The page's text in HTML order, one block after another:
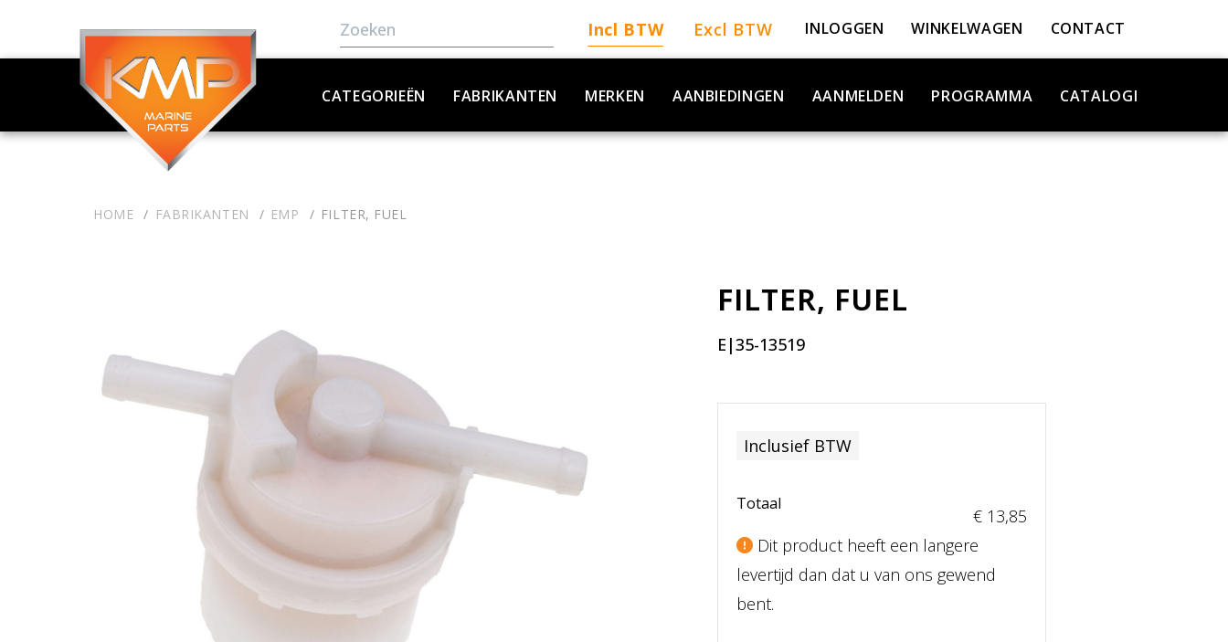
Incl BTW Excl BTW INLOGGEN WINKELWAGEN CONTACT
CATEGORIEËN FABRIKANTEN MERKEN AANBIEDINGEN AANMELDEN PROGRAMMA CATALOGI
HOME FABRIKANTEN EMP FILTER, FUEL
FILTER, FUEL
E|35-13519
Inclusief BTW
Totaal
€ 13,85
Dit product heeft een langere
levertijd dan dat u van ons gewend
bent.